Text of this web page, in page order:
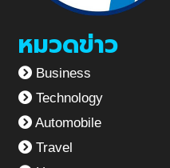
หมวดข่าว
Business
Technology
Automobile
Travel